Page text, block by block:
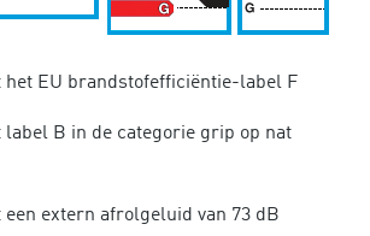
het EU brandstofefficiëntie-label F
label B in de categorie grip op nat
een extern afrolgeluid van 73 dB